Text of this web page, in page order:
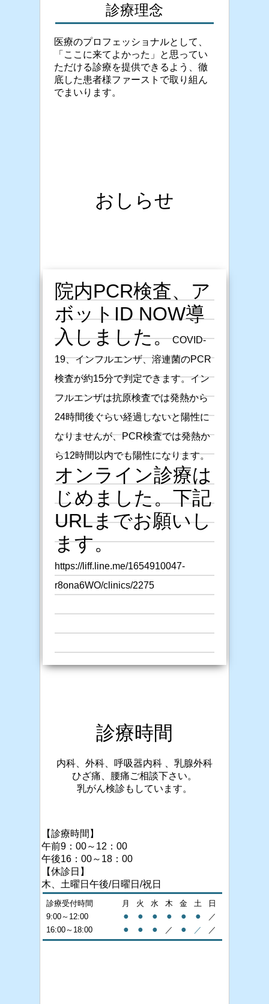
診療理念
医療のプロフェッショナルとして、
「ここに来てよかった」と思ってい
ただける診療を提供できるよう、徹
底した患者様ファーストで取り組ん
でまいります。
おしらせ
院内PCR検査、ア
ボットID NOW導
入しました。COVID-
19、インフルエンザ、溶連菌のPCR
検査が約15分で判定できます。イン
フルエンザは抗原検査では発熱から
24時間後ぐらい経過しないと陽性に
なりませんが、PCR検査では発熱か
ら12時間以内でも陽性になります。
オンライン診療は
じめました。下記
URLまでお願いし
ます。
https://liff.line.me/1654910047-
r8ona6WO/clinics/2275
診療時間
内科、外科、呼吸器内科 、乳腺外科
ひざ痛、腰痛ご相談下さい。
乳がん検診もしています。
【診療時間】
午前9：00～12：00
午後16：00～18：00
【休診日】
木、土曜日午後/日曜日/祝日
診療受付時間 月 火 水 木 金 土
日
9:00～12:00
● ● ● ● ● ●
／
16:00～18:00
● ● ● ／ ● ／ ／